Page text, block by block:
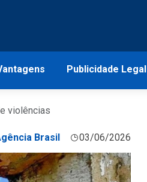
Publicidade Legal
violências
Brasil 03/06/2026